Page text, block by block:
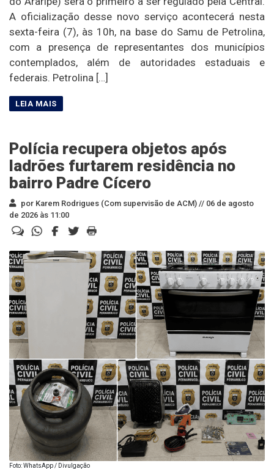
A oficialização desse novo serviço acontecerá nesta
sexta-feira (7), às 10h, na base do Samu de Petrolina,
com a presença de representantes dos municípios
contemplados, além de autoridades estaduais e
federais. Petrolina […]
Polícia recupera objetos após
ladrões furtarem residência no
bairro Padre Cícero
por Karem Rodrigues (Com supervisão de ACM) // 06 de agosto
de 2026 às 11:00
Foto: WhatsApp / Divulgação